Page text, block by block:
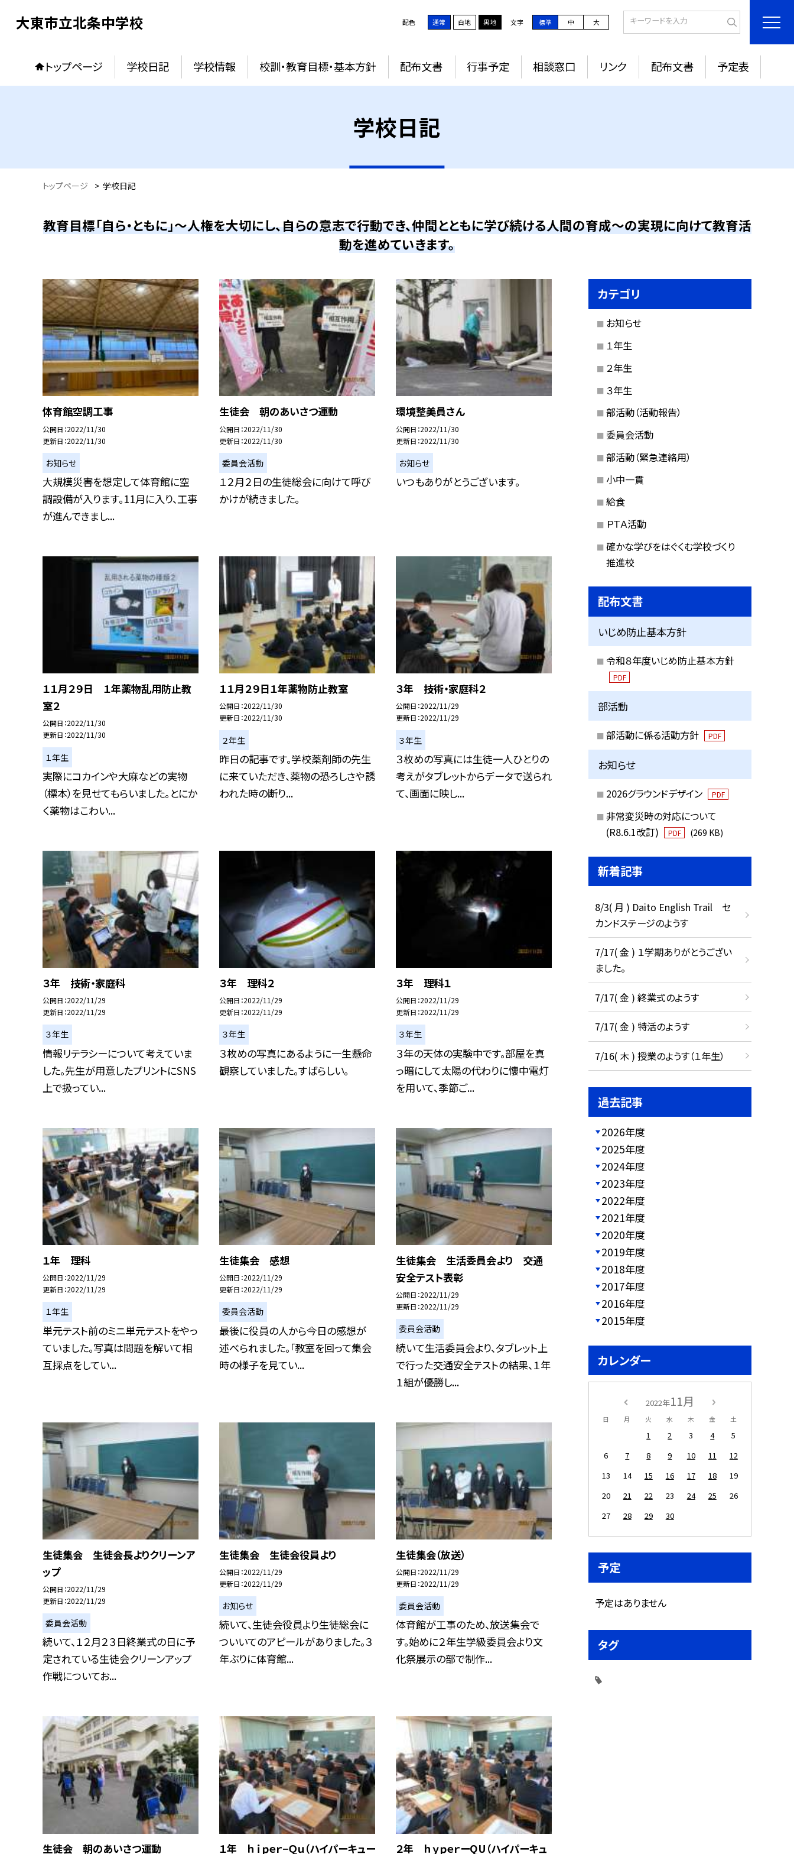
大東市立北条中学校 配色 通常 白地 黒地 文字 標準 中 大
トップページ 学校日記 学校情報 校訓・教育目標・基本方針 配布文書 行事予定 相談窓口 リンク 配布文書 予定表
学校日記
トップページ > 学校日記
教育目標「自ら・ともに」～人権を大切にし、自らの意志で行動でき、仲間とともに学び続ける人間の育成～の実現に向けて教育活
動を進めていきます。
体育館空調工事
公開日 2022/11/30
更新日 2022/11/30
お知らせ
大規模災害を想定して体育館に空
調設備が入ります。11月に入り、工事
が進んできまし...
生徒会 朝のあいさつ運動
公開日 2022/11/30
更新日 2022/11/30
委員会活動
１２月２日の生徒総会に向けて呼び
かけが続きました。
環境整美員さん
公開日 2022/11/30
更新日 2022/11/30
お知らせ
いつもありがとうございます。
１１月２９日 １年薬物乱用防止教
室２
公開日 2022/11/30
更新日 2022/11/30
１年生
実際にコカインや大麻などの実物
（標本）を見せてもらいました。とにか
く薬物はこわい...
１１月２９日１年薬物防止教室
公開日 2022/11/30
更新日 2022/11/30
２年生
昨日の記事です。学校薬剤師の先生
に来ていただき、薬物の恐ろしさや誘
われた時の断り...
３年 技術・家庭科２
公開日 2022/11/29
更新日 2022/11/29
３年生
３枚めの写真には生徒一人ひとりの
考えがタブレットからデータで送られ
て、画面に映し...
３年 技術・家庭科
公開日 2022/11/29
更新日 2022/11/29
３年生
情報リテラシーについて考えていま
した。先生が用意したプリントにSNS
上で扱ってい...
３年 理科２
公開日 2022/11/29
更新日 2022/11/29
３年生
３枚めの写真にあるように一生懸命
観察していました。すばらしい。
３年 理科１
公開日 2022/11/29
更新日 2022/11/29
３年生
３年の天体の実験中です。部屋を真
っ暗にして太陽の代わりに懐中電灯
を用いて、季節ご...
１年 理科
公開日 2022/11/29
更新日 2022/11/29
１年生
単元テスト前のミニ単元テストをやっ
ていました。写真は問題を解いて相
互採点をしてい...
生徒集会 感想
公開日 2022/11/29
更新日 2022/11/29
委員会活動
最後に役員の人から今日の感想が
述べられました。「教室を回って集会
時の様子を見てい...
生徒集会 生活委員会より 交通
安全テスト表彰
公開日 2022/11/29
更新日 2022/11/29
委員会活動
続いて生活委員会より、タブレット上
で行った交通安全テストの結果、１年
１組が優勝し...
生徒集会 生徒会長よりクリーンア
ップ
公開日 2022/11/29
更新日 2022/11/29
委員会活動
続いて、１２月２３日終業式の日に予
定されている生徒会クリーンアップ
作戦についてお...
生徒集会 生徒会役員より
公開日 2022/11/29
更新日 2022/11/29
お知らせ
続いて、生徒会役員より生徒総会に
ついいてのアピールがありました。３
年ぶりに体育館...
生徒集会（放送）
公開日 2022/11/29
更新日 2022/11/29
委員会活動
体育館が工事のため、放送集会で
す。始めに２年生学級委員会より文
化祭展示の部で制作...
生徒会 朝のあいさつ運動
１年 ｈｉｐｅｒ−Ｑｕ（ハイパーキュー
２年 ｈｙｐｅｒーQU（ハイパーキュ
カテゴリ
お知らせ
１年生
２年生
３年生
部活動（活動報告）
委員会活動
部活動（緊急連絡用）
小中一貫
給食
ＰＴＡ活動
確かな学びをはぐくむ学校づくり
推進校
配布文書
いじめ防止基本方針
令和８年度いじめ防止基本方針
PDF
部活動
部活動に係る活動方針 PDF
お知らせ
2026グラウンドデザイン PDF
非常変災時の対応について
(R8.6.1改訂)
PDF (269 KB)
新着記事
8/3( 月 ) Daito English Trail セ
カンドステージのようす
7/17( 金 ) １学期ありがとうござい
ました。
7/17( 金 ) 終業式のようす
7/17( 金 ) 特活のようす
7/16( 木 ) 授業のようす（１年生）
過去記事
2026年度
2025年度
2024年度
2023年度
2022年度
2021年度
2020年度
2019年度
2018年度
2017年度
2016年度
2015年度
カレンダー
2022年11月
日 月 火 水 木 金 土
1 2 3 4
5
6
7 8 9 10 11
12
13
14 15 16 17 18
19
20
21 22 23 24 25
26
27
28 29 30
予定
予定はありません
タグ